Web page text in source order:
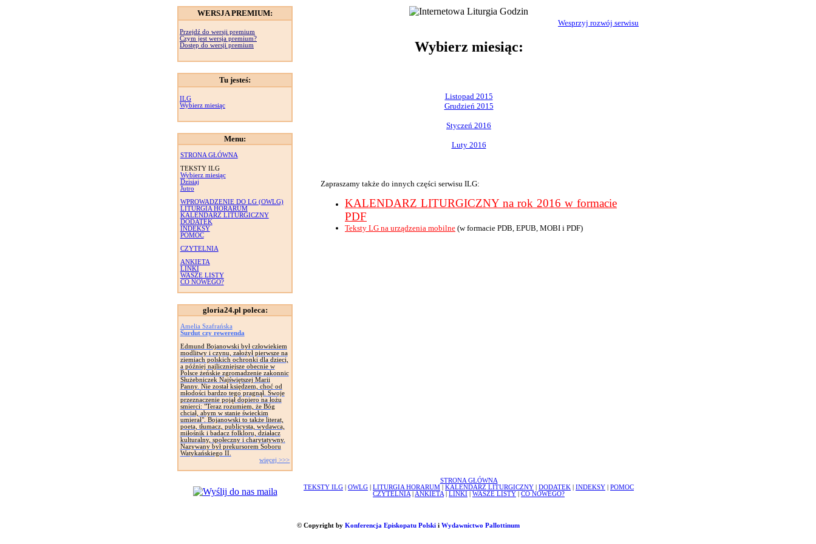
WERSJA PREMIUM:
Przejdź do wersji premium
Czym jest wersja premium?
Dostęp do wersji premium
Tu jesteś:
ILG
Wybierz miesiąc
Menu:
STRONA GŁÓWNA
TEKSTY ILG
Wybierz miesiąc
Dzisiaj
Jutro
WPROWADZENIE DO LG (OWLG)
LITURGIA HORARUM
KALENDARZ LITURGICZNY
DODATEK
INDEKSY
POMOC
CZYTELNIA
ANKIETA
LINKI
WASZE LISTY
CO NOWEGO?
gloria24.pl poleca:
Amelia Szafrańska
Surdut czy rewerenda
Edmund Bojanowski był człowiekiem
modlitwy i czynu, założył pierwsze na
ziemiach polskich ochronki dla dzieci,
a później najliczniejsze obecnie w
Polsce żeńskie zgromadzenie zakonnic
Służebniczek Najświętszej Marii
Panny. Nie został księdzem, choć od
młodości bardzo tego pragnął. Swoje
przeznaczenie pojął dopiero na łożu
smierci: "Teraz rozumiem, że Bóg
chciał, abym w stanie świeckim
umierał". Bojanowski to także literat,
poeta, tłumacz, publicysta, wydawca,
miłośnik i badacz folkloru, działacz
kulturalny, społeczny i charytatywny.
Nazywany był prekursorem Soboru
Watykańskiego II.
więcej >>>
Wesprzyj rozwój serwisu
Wybierz miesiąc:
Listopad 2015
Grudzień 2015
Styczeń 2016
Luty 2016
Zapraszamy także do innych części serwisu ILG:
KALENDARZ LITURGICZNY na rok 2016 w formacie
PDF
Teksty LG na urządzenia mobilne (w formacie PDB, EPUB, MOBI i PDF)
STRONA GŁÓWNA
TEKSTY ILG
OWLG LITURGIA HORARUM KALENDARZ LITURGICZNY DODATEK INDEKSY
POMOC
CZYTELNIA
ANKIETA LINKI WASZE LISTY CO NOWEGO?
© Copyright by Konferencja Episkopatu Polskii Wydawnictwo Pallottinum